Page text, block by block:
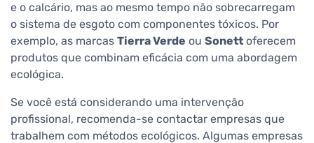
e o calcário, mas ao mesmo tempo não sobrecarregam
o sistema de esgoto com componentes tóxicos. Por
exemplo, as marcas Tierra Verde ou Sonett oferecem
produtos que combinam eficácia com uma abordagem
ecológica.
Se você está considerando uma intervenção
profissional, recomenda-se contactar empresas que
trabalhem com métodos ecológicos. Algumas empresas